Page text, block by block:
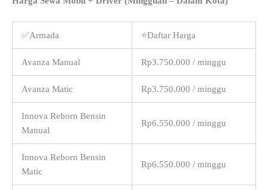
✅Armada ⭐Daftar Harga
Avanza Manual Rp3.750.000 / minggu
Avanza Matic Rp3.750.000 / minggu
Innova Reborn Bensin
Manual
Rp6.550.000 / minggu
Innova Reborn Bensin
Matic
Rp6.550.000 / minggu